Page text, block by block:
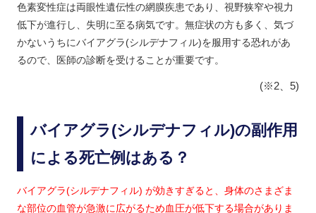
色素変性症は両眼性遺伝性の網膜疾患であり、視野狭窄や視力
低下が進行し、失明に至る病気です。無症状の方も多く、気づ
かないうちにバイアグラ(シルデナフィル)を服用する恐れがあ
るので、医師の診断を受けることが重要です。
(※2、5)
バイアグラ(シルデナフィル)の副作用
による死亡例はある？
バイアグラ(シルデナフィル) が効きすぎると、身体のさまざま
な部位の血管が急激に広がるため血圧が低下する場合がありま